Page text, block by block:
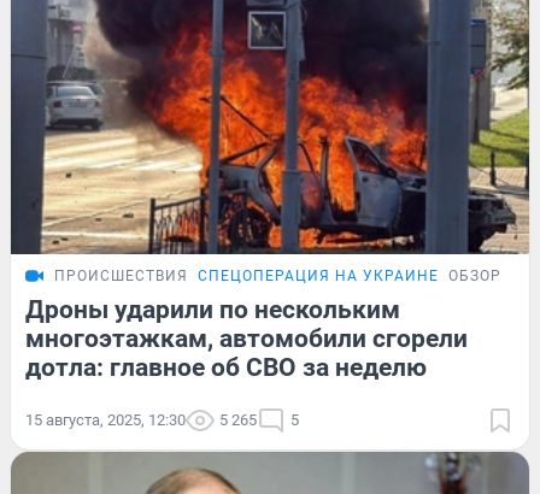
ПРОИСШЕСТВИЯ СПЕЦОПЕРАЦИЯ НА УКРАИНЕ ОБЗОР
Дроны ударили по нескольким
многоэтажкам, автомобили сгорели
дотла: главное об СВО за неделю
15 августа, 2025, 12:30 5 265 5